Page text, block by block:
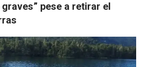
pese a retirar el